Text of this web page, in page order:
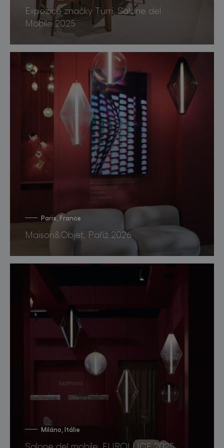
Expozice značky Turri, Salone del
Mobile 2025
Paris, France
Maison&Objet, Paříž 2026
Miláno, Itálie